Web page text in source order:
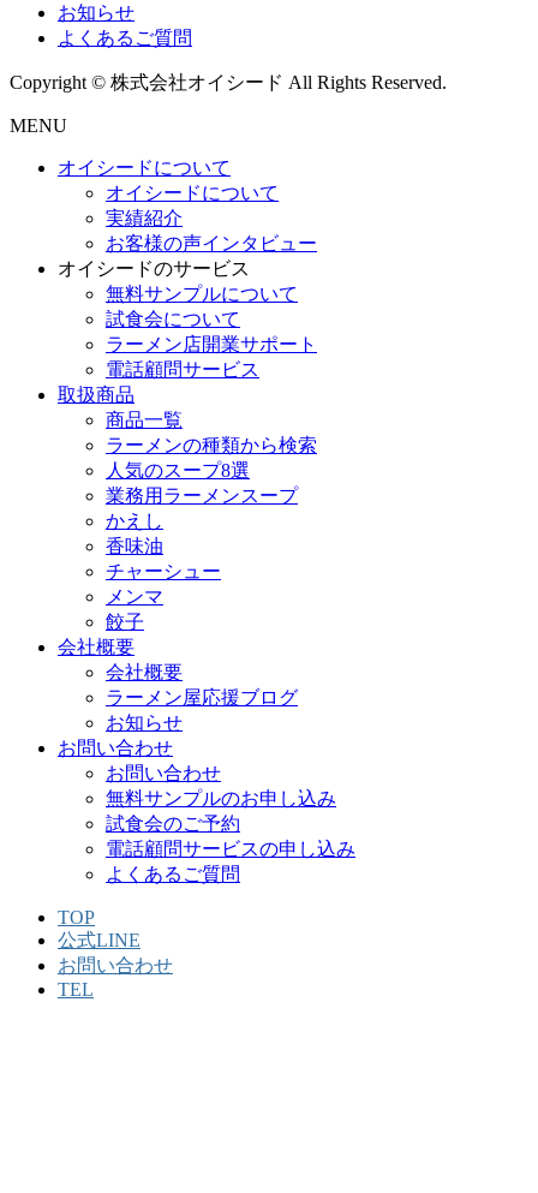
お知らせ
よくあるご質問
Copyright © 株式会社オイシード All Rights Reserved.
MENU
オイシードについて
オイシードについて
実績紹介
お客様の声インタビュー
オイシードのサービス
無料サンプルについて
試食会について
ラーメン店開業サポート
電話顧問サービス
取扱商品
商品一覧
ラーメンの種類から検索
人気のスープ8選
業務用ラーメンスープ
かえし
香味油
チャーシュー
メンマ
餃子
会社概要
会社概要
ラーメン屋応援ブログ
お知らせ
お問い合わせ
お問い合わせ
無料サンプルのお申し込み
試食会のご予約
電話顧問サービスの申し込み
よくあるご質問
TOP
公式LINE
お問い合わせ
TEL